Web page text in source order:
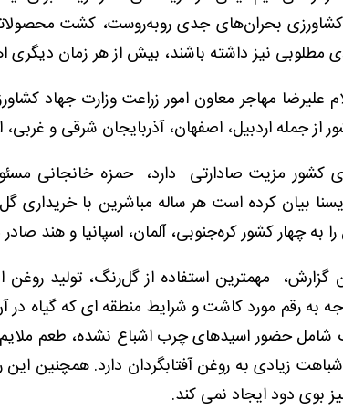
بحران‌های جدی روبه‌روست، کشت
مطلوبی نیز داشته باشند، بیش از هر زمان
کشور مزیت صادارتی دارد، حمزه خانجانی
بیان کرده است هر ساله مباشرین با خریداری
به چهار کشور کره‌جنوبی، آلمان، اسپانیا و هند
گزارش، مهمترین استفاده از گل‌رنگ، تولید
حضور اسیدهای چرب اشباع نشده، طعم ملایم
زیادی به روغن آفتابگردان دارد. همچنین این
بوی دود ایجاد نمی کند.